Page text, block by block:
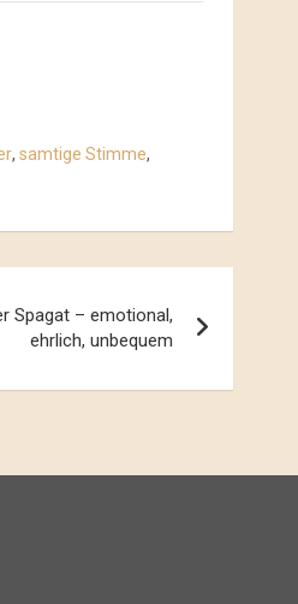
, samtige Stimme,
Spagat – emotional,
ehrlich, unbequem